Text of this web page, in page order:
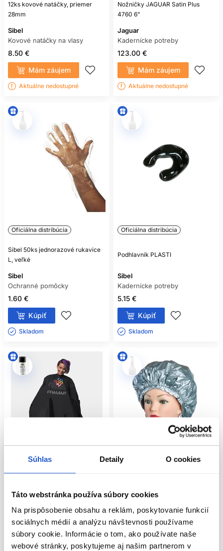
Súhlas Detaily O cookies
Táto webstránka používa súbory cookies
Na prispôsobenie obsahu a reklám, poskytovanie funkcií
sociálnych médií a analýzu návštevnosti používame
súbory cookie. Informácie o tom, ako používate naše
webové stránky, poskytujeme aj našim partnerom v
12ks kovové natáčky, priemer
28mm
Sibel
Kovové natáčky na vlasy
8.50 €
Mám záujem
Aktuálne nedostupné
Nožničky JAGUAR Satin Plus
4760 6"
Jaguar
Kadernícke potreby
123.00 €
Mám záujem
Aktuálne nedostupné
Oficiálna distribúcia
Sibel 50ks jednorazové rukavice
L, veľké
Sibel
Ochranné pomôcky
1.60 €
Kúpiť
Skladom ㅤ
Oficiálna distribúcia
Podhlavník PLASTI
Sibel
Kadernícke potreby
5.15 €
Kúpiť
Skladom ㅤ
Framar pláštenka na farbenie
Framar
Kadernícke potreby
26.60 €
Čiapka na trvalú Alu-Cap super
Sibel
Kadernícke potreby
7.70 €